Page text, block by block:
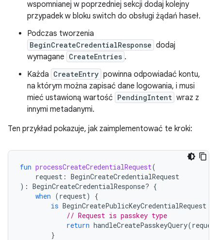
wspomnianej w poprzedniej sekcji dodaj kolejny
przypadek w bloku switch do obsługi żądań haseł.
Podczas tworzenia
BeginCreateCredentialResponse dodaj
wymagane CreateEntries .
Każda CreateEntry powinna odpowiadać kontu,
na którym można zapisać dane logowania, i musi
mieć ustawioną wartość PendingIntent wraz z
innymi metadanymi.
Ten przykład pokazuje, jak zaimplementować te kroki:
fun processCreateCredentialRequest(
request : BeginCreateCredentialRequest
): BeginCreateCredentialResponse? {
when (request)
{
is BeginCreatePublicKeyCredentialRequest
// Request is passkey type
return handleCreatePasskeyQuery(
}